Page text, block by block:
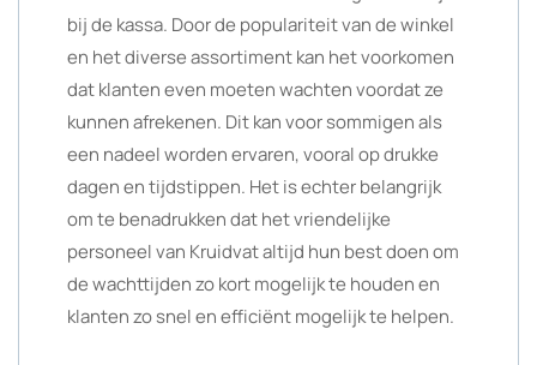
bij de kassa. Door de populariteit van de winkel
en het diverse assortiment kan het voorkomen
dat klanten even moeten wachten voordat ze
kunnen afrekenen. Dit kan voor sommigen als
een nadeel worden ervaren, vooral op drukke
dagen en tijdstippen. Het is echter belangrijk
om te benadrukken dat het vriendelijke
personeel van Kruidvat altijd hun best doen om
de wachttijden zo kort mogelijk te houden en
klanten zo snel en efficiënt mogelijk te helpen.